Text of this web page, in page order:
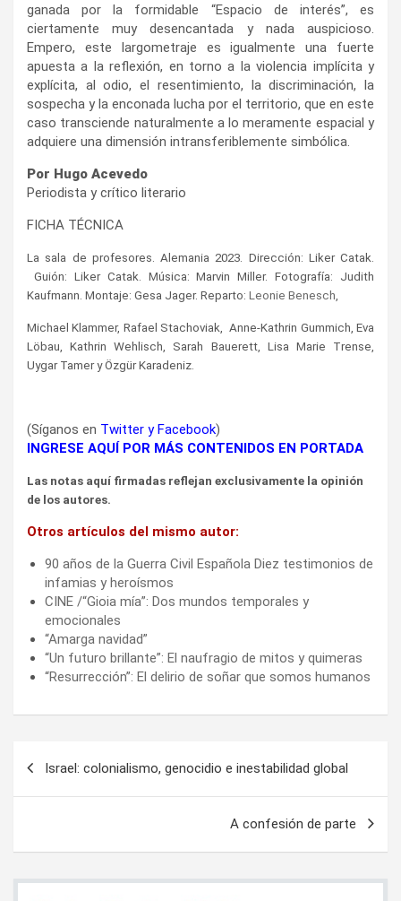
ganada por la formidable “Espacio de interés”, es
ciertamente muy desencantada y nada auspicioso.
Empero, este largometraje es igualmente una fuerte
apuesta a la reflexión, en torno a la violencia implícita y
explícita, al odio, el resentimiento, la discriminación, la
sospecha y la enconada lucha por el territorio, que en este
caso transciende naturalmente a lo meramente espacial y
adquiere una dimensión intransferiblemente simbólica.
Por Hugo Acevedo
Periodista y crítico literario
FICHA TÉCNICA
La sala de profesores. Alemania 2023. Dirección: Liker Catak.
Guión: Liker Catak. Música: Marvin Miller. Fotografía: Judith
Kaufmann. Montaje: Gesa Jager. Reparto: Leonie Benesch
Michael Klammer, Rafael Stachoviak, Anne-Kathrin Gummich, Eva
Löbau, Kathrin Wehlisch, Sarah Bauerett, Lisa Marie Trense,
Uygar Tamer y Özgür Karadeniz.
(Síganos en Twitter yFacebook)
INGRESE AQUÍ POR MÁS CONTENIDOS EN PORTADA
Las notas aquí firmadas reflejan exclusivamente la opinión
de los autores.
Otros artículos del mismo autor:
90 años de la Guerra Civil Española Diez testimonios de
infamias y heroísmos
CINE /“Gioia mía”: Dos mundos temporales y
emocionales
“Amarga navidad”
“Un futuro brillante”: El naufragio de mitos y quimeras
“Resurrección”: El delirio de soñar que somos humanos
Israel: colonialismo, genocidio e inestabilidad global
A confesión de parte